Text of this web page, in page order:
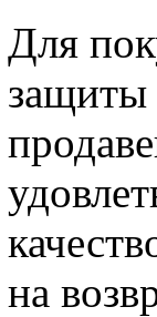
Для
защиты
на